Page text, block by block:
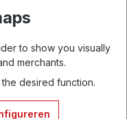
to show you visually
merchants.
desired function.